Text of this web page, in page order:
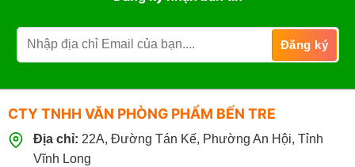
CTY TNHH VĂN PHÒNG PHẨM BẾN TRE
Địa chỉ: 22A, Đường Tán Kế, Phường An Hội, Tỉnh
Vĩnh Long